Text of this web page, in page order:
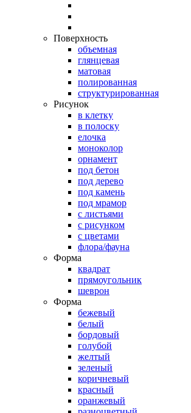
Поверхность
объемная
глянцевая
матовая
полированная
структурированная
Рисунок
в клетку
в полоску
елочка
моноколор
орнамент
под бетон
под дерево
под камень
под мрамор
с листьями
с рисунком
с цветами
флора/фауна
Форма
квадрат
прямоугольник
шеврон
Форма
бежевый
белый
бордовый
голубой
желтый
зеленый
коричневый
красный
оранжевый